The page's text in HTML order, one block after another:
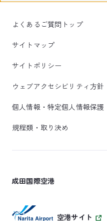
よくあるご質問トップ
サイトマップ
サイトポリシー
ウェブアクセシビリティ方針
個人情報・特定個人情報保護
規程類・取り決め
成田国際空港
空港サイト